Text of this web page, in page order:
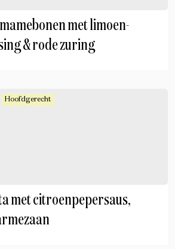
met limoen-
& rode zuring
Hoofdgerecht